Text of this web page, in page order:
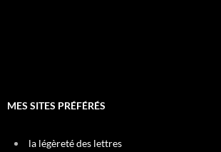
MES SITES PRÉFÉRÉS
la légèreté des lettres